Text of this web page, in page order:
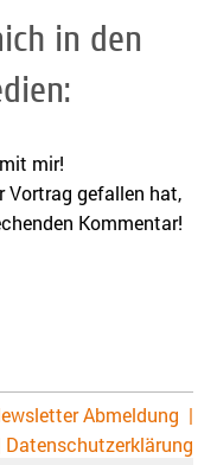
in den
mir!
Vortrag gefallen hat,
Kommentar!
Abmeldung |
Datenschutzerklärung